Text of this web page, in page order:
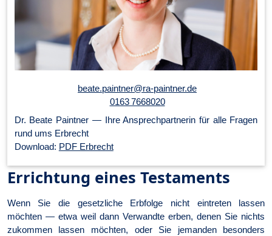
beate.paintner@ra-paintner.de
0163 7668020
Dr. Beate Paintner — Ihre An­sprech­part­ner­in für alle Fragen
rund ums Erbrecht
Download: PDF Erbrecht
Errichtung eines Testaments
Wenn Sie die gesetzliche Erbfolge nicht eintreten lassen
möchten — etwa weil dann Verwandte erben, denen Sie nichts
zukommen lassen möchten, oder Sie jemanden besonders